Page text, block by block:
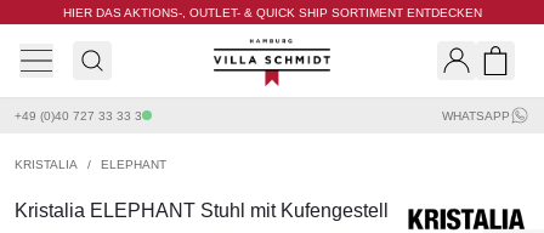
HIER DAS AKTIONS-, OUTLET- & QUICK SHIP SORTIMENT ENTDECKEN
Villa Schmidt
+49 (0)40 727 33 33 3 WHATSAPP
KRISTALIA / ELEPHANT
Kristalia ELEPHANT Stuhl mit Kufengestell